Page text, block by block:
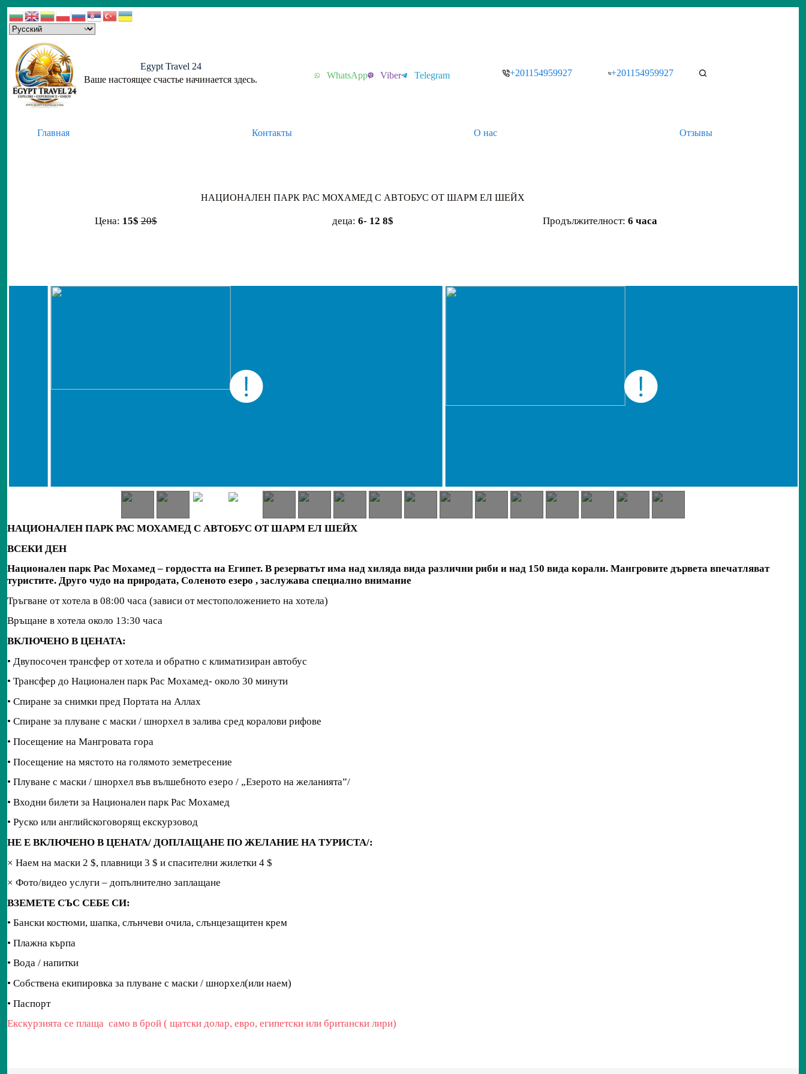
Skip
to
content
Egypt Travel 24
Ваше настоящее счастье начинается здесь.
WhatsApp Viber Telegram +201154959927 +201154959927
Главная Контакты О нас Отзывы
НАЦИОНАЛЕН ПАРК РАС МОХАМЕД С АВТОБУС ОТ ШАРМ ЕЛ ШЕЙХ
Цена: 15$ 20$ деца: 6- 12 8$ Продължителност: 6 часа
НАЦИОНАЛЕН ПАРК РАС МОХАМЕД С АВТОБУС ОТ ШАРМ ЕЛ ШЕЙХ
ВСЕКИ ДЕН
Национален парк Рас Мохамед – гордостта на Египет. В резерватът има над хиляда вида различни риби и над 150 вида корали. Мангровите дървета впечатляват
туристите. Друго чудо на природата, Соленото езеро , заслужава специално внимание
Тръгване от хотела в 08:00 часа (зависи от местоположението на хотела)
Връщане в хотела около 13:30 часа
ВКЛЮЧЕНО В ЦЕНАТА:
• Двупосочен трансфер от хотела и обратно с климатизиран автобус
• Трансфер до Национален парк Рас Мохамед- около 30 минути
• Спиране за снимки пред Портата на Аллах
• Спиране за плуване с маски / шнорхел в залива сред коралови рифове
• Посещение на Мангровата гора
• Посещение на мястото на голямото земетресение
• Плуване с маски / шнорхел във вълшебното езеро / „Езерото на желанията”/
• Входни билети за Национален парк Рас Мохамед
• Руско или английскоговорящ екскурзовод
НЕ Е ВКЛЮЧЕНО В ЦЕНАТА/ ДОПЛАЩАНЕ ПО ЖЕЛАНИЕ НА ТУРИСТА/:
× Наем на маски 2 $, плавници 3 $ и спасителни жилетки 4 $
× Фото/видео услуги – допълнително заплащане
ВЗЕМЕТЕ СЪС СЕБЕ СИ:
• Бански костюми, шапка, слънчеви очила, слънцезащитен крем
• Плажна кърпа
• Вода / напитки
• Собствена екипировка за плуване с маски / шнорхел(или наем)
• Паспорт
Екскурзията се плаща само в брой ( щатски долар, евро, египетски или британски лири)